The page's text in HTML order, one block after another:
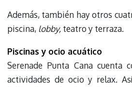
Además, también hay otros
piscina, lobby, teatro y terraza.
Piscinas y ocio acuático
Serenade Punta Cana cuenta
actividades de ocio y relax.